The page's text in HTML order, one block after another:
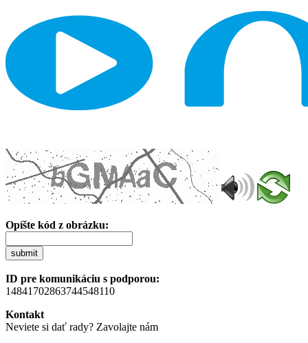
Opíšte kód z obrázku:
submit
ID pre komunikáciu s podporou:
14841702863744548110
Kontakt
Neviete si dať rady? Zavolajte nám